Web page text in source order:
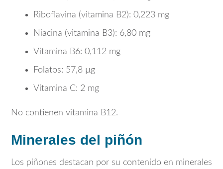
Riboflavina (vitamina B2): 0,223 mg
Niacina (vitamina B3): 6,80 mg
Vitamina B6: 0,112 mg
Folatos: 57,8 µg
Vitamina C: 2 mg
No contienen vitamina B12.
Minerales del piñón
Los piñones destacan por su contenido en minerales